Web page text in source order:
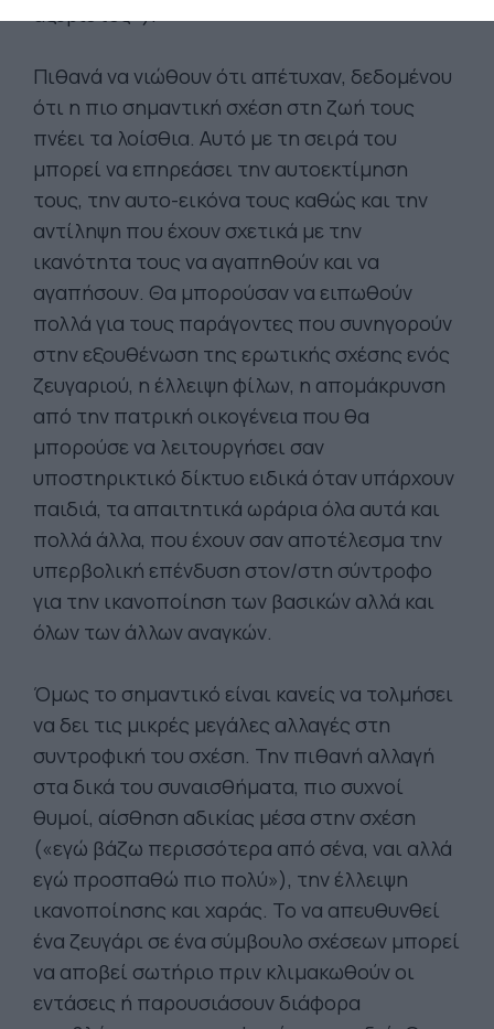
αξύριστος»).
Πιθανά να νιώθουν ότι απέτυχαν, δεδομένου
ότι η πιο σημαντική σχέση στη ζωή τους
πνέει τα λοίσθια. Αυτό με τη σειρά του
μπορεί να επηρεάσει την αυτοεκτίμηση
τους, την αυτο-εικόνα τους καθώς και την
αντίληψη που έχουν σχετικά με την
ικανότητα τους να αγαπηθούν και να
αγαπήσουν. Θα μπορούσαν να ειπωθούν
πολλά για τους παράγοντες που συνηγορούν
στην εξουθένωση της ερωτικής σχέσης ενός
ζευγαριού, η έλλειψη φίλων, η απομάκρυνση
από την πατρική οικογένεια που θα
μπορούσε να λειτουργήσει σαν
υποστηρικτικό δίκτυο ειδικά όταν υπάρχουν
παιδιά, τα απαιτητικά ωράρια όλα αυτά και
πολλά άλλα, που έχουν σαν αποτέλεσμα την
υπερβολική επένδυση στον/στη σύντροφο
για την ικανοποίηση των βασικών αλλά και
όλων των άλλων αναγκών.
Όμως το σημαντικό είναι κανείς να τολμήσει
να δει τις μικρές μεγάλες αλλαγές στη
συντροφική του σχέση. Την πιθανή αλλαγή
στα δικά του συναισθήματα, πιο συχνοί
θυμοί, αίσθηση αδικίας μέσα στην σχέση
(«εγώ βάζω περισσότερα από σένα, ναι αλλά
εγώ προσπαθώ πιο πολύ»), την έλλειψη
ικανοποίησης και χαράς. Το να απευθυνθεί
ένα ζευγάρι σε ένα σύμβουλο σχέσεων μπορεί
να αποβεί σωτήριο πριν κλιμακωθούν οι
εντάσεις ή παρουσιάσουν διάφορα